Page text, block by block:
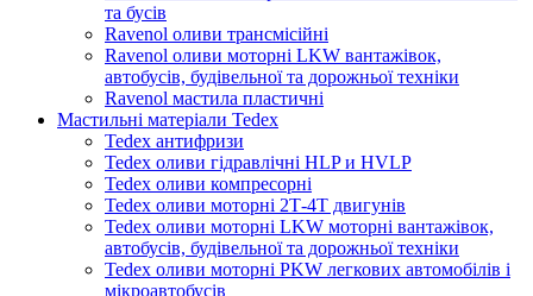
та бусів
Ravenol оливи трансмісійні
Ravenol оливи моторні LKW вантажівок,
автобусів, будівельної та дорожньої техніки
Ravenol мастила пластичні
Мастильні матеріали Tedex
Tedex антифризи
Tedex оливи гідравлічні HLP и HVLP
Tedex оливи компресорні
Tedex оливи моторні 2Т-4Т двигунів
Tedex оливи моторні LKW моторні вантажівок,
автобусів, будівельної та дорожньої техніки
Tedex оливи моторні PKW легкових автомобілів і
мікроавтобусів